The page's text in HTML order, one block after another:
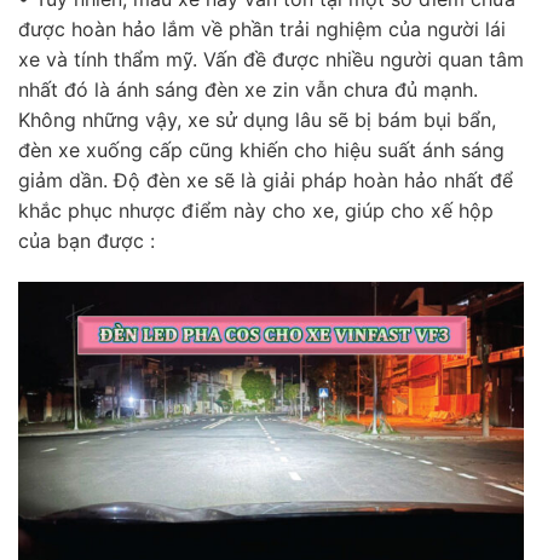
được hoàn hảo lắm về phần trải nghiệm của người lái
xe và tính thẩm mỹ. Vấn đề được nhiều người quan tâm
nhất đó là ánh sáng đèn xe zin vẫn chưa đủ mạnh.
Không những vậy, xe sử dụng lâu sẽ bị bám bụi bẩn,
đèn xe xuống cấp cũng khiến cho hiệu suất ánh sáng
giảm dần. Độ đèn xe sẽ là giải pháp hoàn hảo nhất để
khắc phục nhược điểm này cho xe, giúp cho xế hộp
của bạn được :